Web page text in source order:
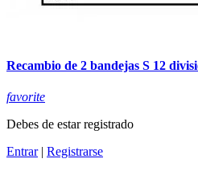
Recambio de 2 bandejas S 12
favorite
Debes de estar registrado
Entrar| Registrarse